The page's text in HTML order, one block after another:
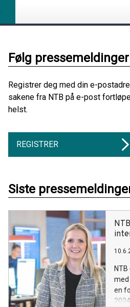
Følg
Registrer deg med din e-
sakene fra NTB på e-post
helst.
REGISTRER
Siste
med
en